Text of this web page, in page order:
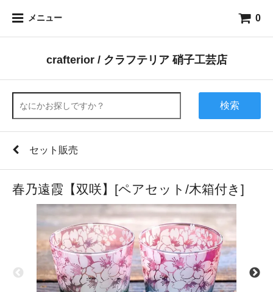
メニュー 0
crafterior / クラフテリア 硝子工芸店
検索
セット販売
春乃遠霞【双咲】[ペアセット/木箱付き]